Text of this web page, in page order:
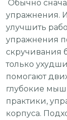
Обычно
упражнения.
улучшить
упражнения
скручивания
только
помогают
глубокие
практики,
корпуса.